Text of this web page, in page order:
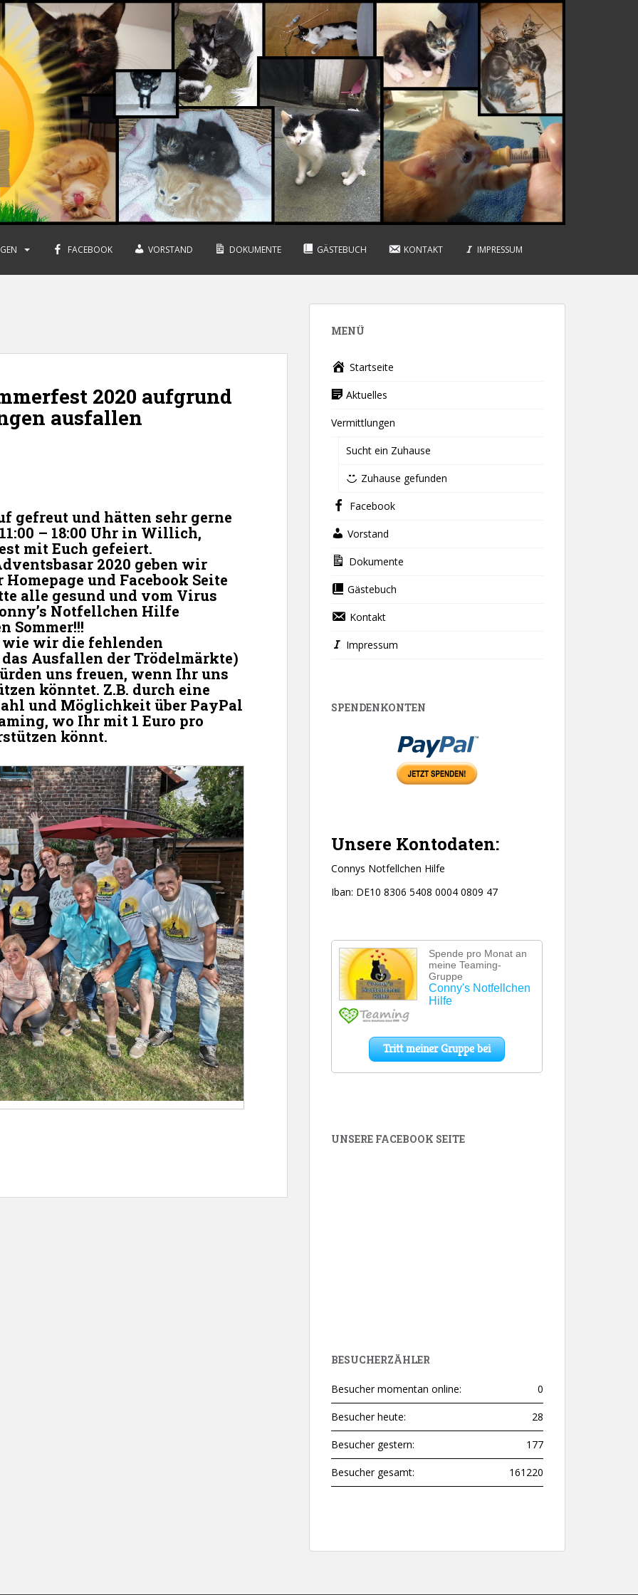
FACEBOOK VORSTAND DOKUMENTE GÄSTEBUCH KONTAKT IMPRESSUM
2020 aufgrund
ausfallen
gefreut und hätten sehr gerne
– 18:00 Uhr in Willich,
mit Euch gefeiert.
2020 geben wir
und Facebook Seite
alle gesund und vom Virus
Notfellchen Hilfe
Sommer!!!
wir die fehlenden
Ausfallen der Trödelmärkte)
uns freuen, wenn Ihr uns
könntet. Z.B. durch eine
und Möglichkeit über PayPal
wo Ihr mit 1 Euro pro
könnt.
MENÜ
Startseite
Aktuelles
Vermittlungen
Sucht ein Zuhause
Zuhause gefunden
Facebook
Vorstand
Dokumente
Gästebuch
Kontakt
Impressum
SPENDENKONTEN
Unsere Kontodaten:
Connys Notfellchen Hilfe
Iban: DE10 8306 5408 0004 0809 47
UNSERE FACEBOOK SEITE
BESUCHERZÄHLER
0
Besucher momentan online:
28
Besucher heute:
177
Besucher gestern:
161220
Besucher gesamt: